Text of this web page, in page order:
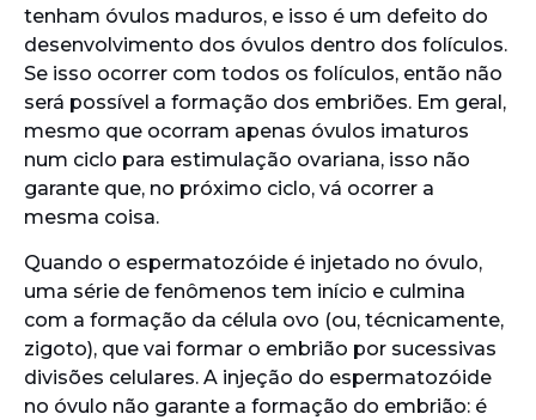
tenham óvulos maduros, e isso é um defeito do
desenvolvimento dos óvulos dentro dos folículos.
Se isso ocorrer com todos os folículos, então não
será possível a formação dos embriões. Em geral,
mesmo que ocorram apenas óvulos imaturos
num ciclo para estimulação ovariana, isso não
garante que, no próximo ciclo, vá ocorrer a
mesma coisa.
Quando o espermatozóide é injetado no óvulo,
uma série de fenômenos tem início e culmina
com a formação da célula ovo (ou, técnicamente,
zigoto), que vai formar o embrião por sucessivas
divisões celulares. A injeção do espermatozóide
no óvulo não garante a formação do embrião: é